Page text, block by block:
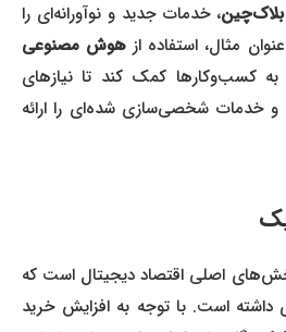
، خدمات جدید و نوآورانه‌ای را
مثال، استفاده از هوش مصنوعی
کسب‌وکارها کمک کند تا نیازهای
خدمات شخصی‌سازی شده‌ای را ارائه
اصلی اقتصاد دیجیتال است که
است. با توجه به افزایش خرید